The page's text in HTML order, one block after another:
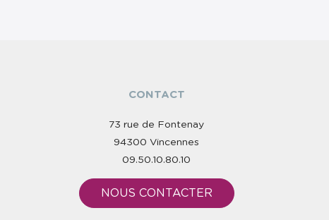
CONTACT
73 rue de Fontenay
94300 Vincennes
09.50.10.80.10
NOUS CONTACTER